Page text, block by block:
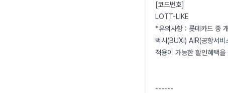
[코드번호]
LOTT-LIKE
*유의사항 : 롯데카드 중
벅시(BUXI) AIR(공항서
적용이 가능한 할인혜택을
------